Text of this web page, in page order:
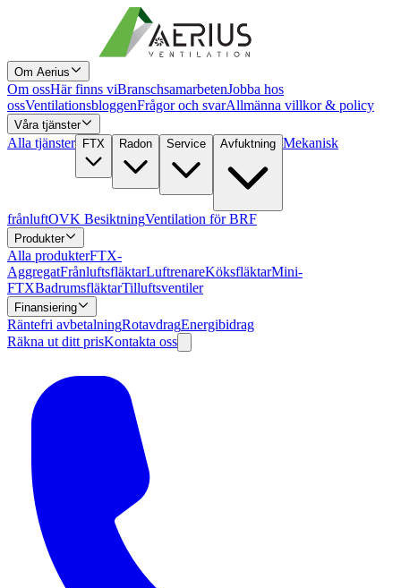
Om Aerius
Om ossHär finns viBranschsamarbetenJobba hos
ossVentilationsbloggenFrågor och svarAllmänna villkor & policy
Våra tjänster
Alla tjänster FTX Radon Service Avfuktning Mekanisk
frånluftOVK BesiktningVentilation för BRF
Produkter
Alla produkterFTX-
AggregatFrånluftsfläktarLuftrenareKöksfläktarMini-
FTXBadrumsfläktarTilluftsventiler
Finansiering
Räntefri avbetalningRotavdragEnergibidrag
Räkna ut ditt prisKontakta oss